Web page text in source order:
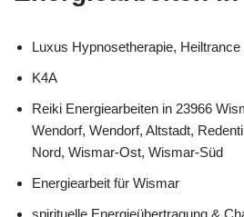
Luxus Hypnosetherapie,
K4A
Reiki Energiearbeiten in 23966
Wendorf, Wendorf, Altstadt,
Nord, Wismar-Ost, Wismar-Süd
Energiearbeit für Wismar
spirituelle Energieübertragung &